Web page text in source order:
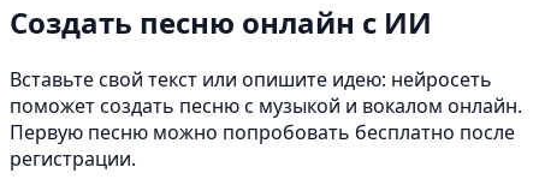
Создать песню онлайн с ИИ
Вставьте свой текст или опишите идею: нейросеть
поможет создать песню с музыкой и вокалом онлайн.
Первую песню можно попробовать бесплатно после
регистрации.